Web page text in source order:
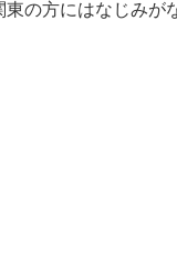
の方にはなじみが